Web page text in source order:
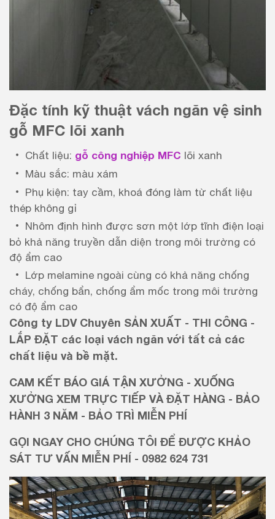
Đặc tính kỹ thuật vách ngăn vệ sinh
gỗ MFC lõi xanh
Chất liệu: gỗ công nghiệp MFC lõi xanh
Màu sắc: màu xám
Phụ kiện: tay cầm, khoá đóng làm từ chất liệu
thép không gỉ
Nhôm định hình được sơn một lớp tĩnh điện loại
bỏ khả năng truyền dẫn diện trong môi trường có
độ ẩm cao
Lớp melamine ngoài cùng có khả năng chống
cháy, chống bẩn, chống ẩm mốc trong môi trường
có độ ẩm cao
Công ty LDV Chuyên SẢN XUẤT - THI CÔNG -
LẮP ĐẶT các loại vách ngăn với tất cả các
chất liệu và bề mặt.
CAM KẾT BÁO GIÁ TẬN XƯỞNG - XUỐNG
XƯỞNG XEM TRỰC TIẾP VÀ ĐẶT HÀNG - BẢO
HÀNH 3 NĂM - BẢO TRÌ MIỄN PHÍ
GỌI NGAY CHO CHÚNG TÔI ĐỂ ĐƯỢC KHẢO
SÁT TƯ VẤN MIỄN PHÍ - 0982 624 731